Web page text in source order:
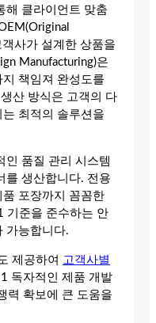
해 클라이언트 맞춤
사가 설계한 상품을
Manufacturing)은
책임져 완성도를
산 방식은 고객의 다
최적의 솔루션을
인 품질 관리 시스템
를 생산합니다. 전용
포장까지 꼼꼼한
기준을 준수하는 안
가능합니다.
제공하여 고객사별
독자적인 제품 개발
력 확보에 큰 도움을